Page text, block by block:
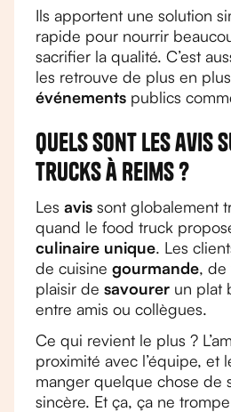
Ils apportent une solution
rapide pour nourrir
sacrifier la qualité. C’est
les retrouve de plus en
événements publics
Quels sont les avis
trucks à Reims ?
Les avis sont globalement
quand le food truck
culinaire unique. Les
de cuisine gourmande, de
plaisir de savourer un plat
entre amis ou collègues.
Ce qui revient le plus ?
proximité avec l’équipe, et
manger quelque chose de
sincère. Et ça, ça ne